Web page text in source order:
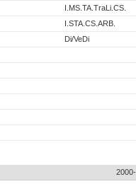
I.MS.TA.TraLi.CS.
I.STA.CS.ARB.
Di/VeDi